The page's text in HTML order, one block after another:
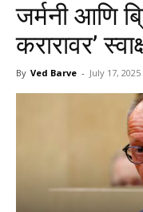
जर्मनी आणि
करारावर’
By Ved Barve - July 17, 2025